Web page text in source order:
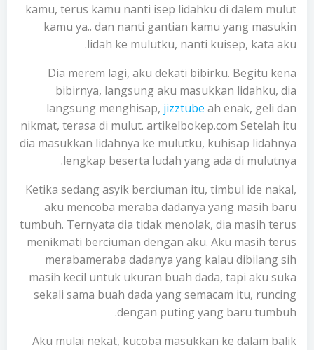
kamu, terus kamu nanti isep lidahku di dalem mulut
kamu ya.. dan nanti gantian kamu yang masukin
lidah ke mulutku, nanti kuisep, kata aku.
Dia merem lagi, aku dekati bibirku. Begitu kena
bibirnya, langsung aku masukkan lidahku, dia
langsung menghisap, jizztube ah enak, geli dan
nikmat, terasa di mulut. artikelbokep.com Setelah itu
dia masukkan lidahnya ke mulutku, kuhisap lidahnya
lengkap beserta ludah yang ada di mulutnya.
Ketika sedang asyik berciuman itu, timbul ide nakal,
aku mencoba meraba dadanya yang masih baru
tumbuh. Ternyata dia tidak menolak, dia masih terus
menikmati berciuman dengan aku. Aku masih terus
merabameraba dadanya yang kalau dibilang sih
masih kecil untuk ukuran buah dada, tapi aku suka
sekali sama buah dada yang semacam itu, runcing
dengan puting yang baru tumbuh.
Aku mulai nekat, kucoba masukkan ke dalam balik